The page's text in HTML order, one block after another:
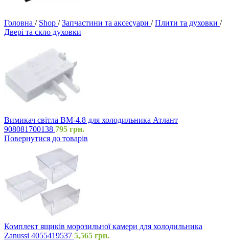
Головна / Shop / Запчастини та аксесуари / Плити та духовки /
Двері та скло духовки
Вимикач світла ВМ-4.8 для холодильника Атлант
908081700138 795 грн.
Повернутися до товарів
Комплект ящиків морозильної камери для холодильника
Zanussi 4055419537 5,565 грн.